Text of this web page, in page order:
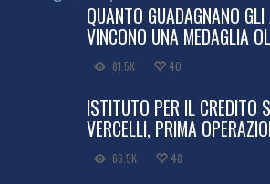
QUANTO GUADAGNANO
VINCONO UNA MEDAGLIA
81.5K 40
ISTITUTO PER IL CREDITO
VERCELLI, PRIMA
66.5K 48